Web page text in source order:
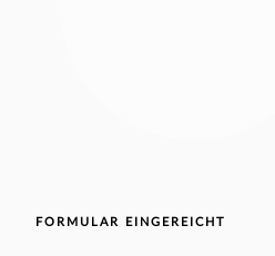
FORMULAR EINGEREICHT